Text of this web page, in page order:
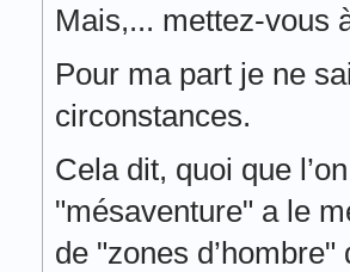
Mais,... mettez-vous
Pour ma part je ne
circonstances.
Cela dit, quoi que
"mésaventure" a le
de "zones